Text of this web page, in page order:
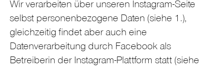
Wir verarbeiten über unseren Instagram-Seite
selbst personenbezogene Daten (siehe 1.),
gleichzeitig findet aber auch eine
Datenverarbeitung durch Facebook als
Betreiberin der Instagram-Plattform statt (siehe